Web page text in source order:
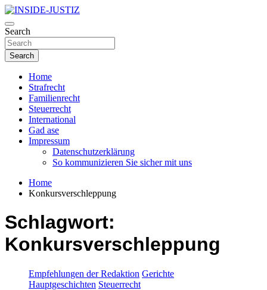
Skip
to
content
INSIDE-JUSTIZ
Investigativer Journalismus zur Dritten Gewalt
Search
Search
Home
Strafrecht
Familienrecht
Steuerrecht
International
Gad ase
Impressum
Datenschutzerklärung
So kommunizieren Sie sicher mit uns
Home
Konkursverschleppung
Schlagwort:
Konkursverschleppung
Empfehlungen der Redaktion Gerichte
Hauptgeschichten Steuerrecht